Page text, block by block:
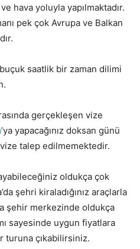
hava yoluyla yapılmaktadır.
pek çok Avrupa ve Balkan
saatlik bir zaman dilimi
gerçekleşen vize
’ya yapacağınız doksan günü
talep edilmemektedir.
oldukça çok
şehri kiraladığınız araçlarla
şehir merkezinde oldukça
sayesinde uygun fiyatlara
turuna çıkabilirsiniz.